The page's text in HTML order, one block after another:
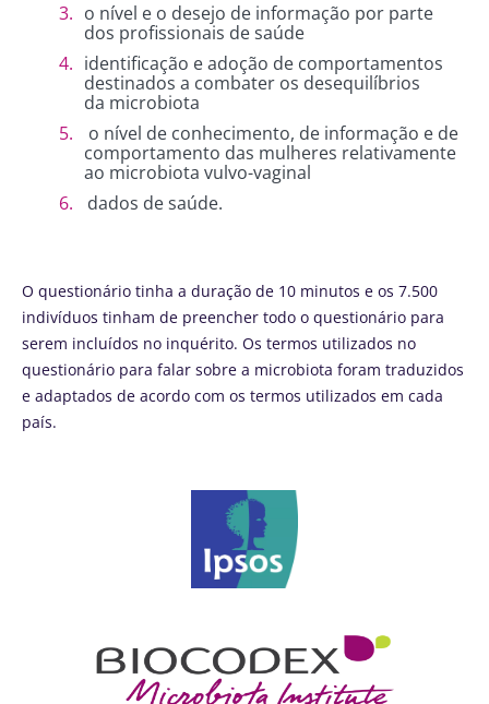
o nível e o desejo de informação por parte
dos profissionais de saúde
identificação e adoção de comportamentos
destinados a combater os desequilíbrios
da microbiota
o nível de conhecimento, de informação e de
comportamento das mulheres relativamente
ao microbiota vulvo-vaginal
dados de saúde.
O questionário tinha a duração de 10 minutos e os 7.500
indivíduos tinham de preencher todo o questionário para
serem incluídos no inquérito. Os termos utilizados no
questionário para falar sobre a microbiota foram traduzidos
e adaptados de acordo com os termos utilizados em cada
país.